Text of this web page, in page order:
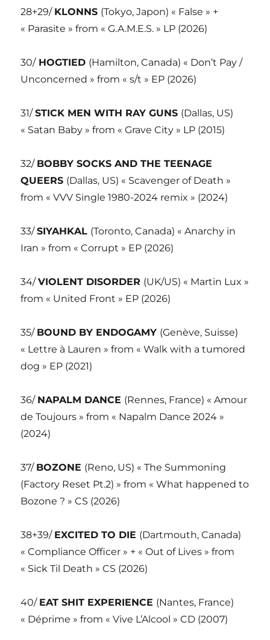
28+29/ KLONNS (Tokyo, Japon) « False » +
« Parasite » from « G.A.M.E.S. » LP (2026)
30/HOGTIED (Hamilton, Canada) « Don’t Pay /
Unconcerned » from « s/t » EP (2026)
31/STICK MEN WITH RAY GUNS (Dallas, US)
« Satan Baby » from « Grave City » LP (2015)
32/ BOBBY SOCKS AND THE TEENAGE
QUEERS (Dallas, US) « Scavenger of Death »
from « VVV Single 1980-2024 remix » (2024)
33/SIYAHKAL (Toronto, Canada) « Anarchy in
Iran » from « Corrupt » EP (2026)
34/VIOLENT DISORDER (UK/US) « Martin Lux »
from « United Front » EP (2026)
35/ BOUND BY ENDOGAMY (Genève, Suisse)
« Lettre à Lauren » from « Walk with a tumored
dog » EP (2021)
36/ NAPALM DANCE (Rennes, France) « Amour
de Toujours » from « Napalm Dance 2024 »
(2024)
37/ BOZONE (Reno, US) « The Summoning
(Factory Reset Pt.2) » from « What happened to
Bozone ? » CS (2026)
38+39/ EXCITED TO DIE (Dartmouth, Canada)
« Compliance Officer » + « Out of Lives » from
« Sick Til Death » CS (2026)
40/ EAT SHIT EXPERIENCE (Nantes, France)
« Déprime » from « Vive L’Alcool » CD (2007)